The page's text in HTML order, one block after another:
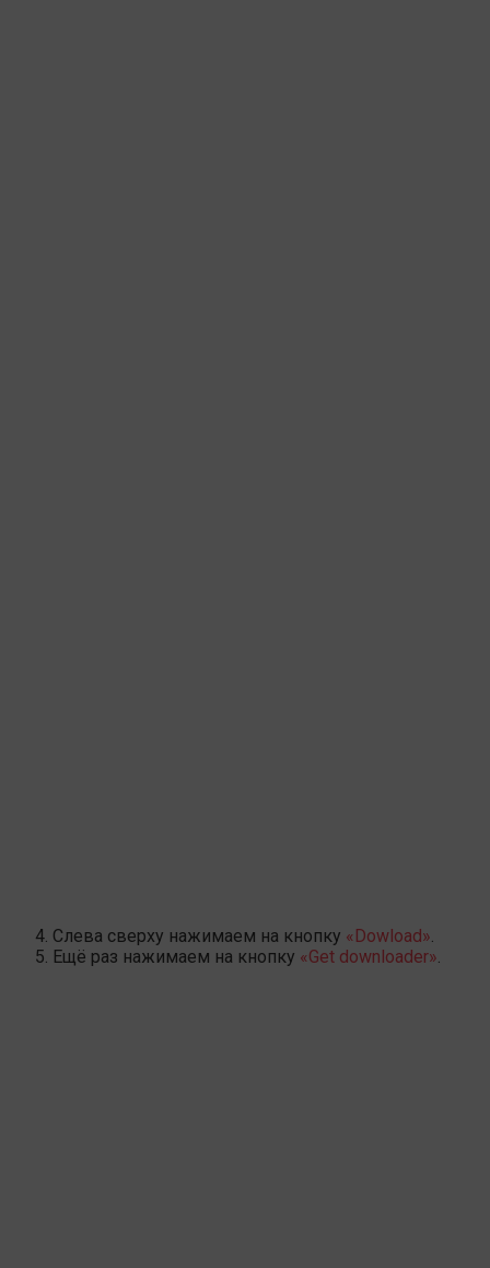
Слева сверху нажимаем на кнопку «Dowload»
Ещё раз нажимаем на кнопку «Get downloader»